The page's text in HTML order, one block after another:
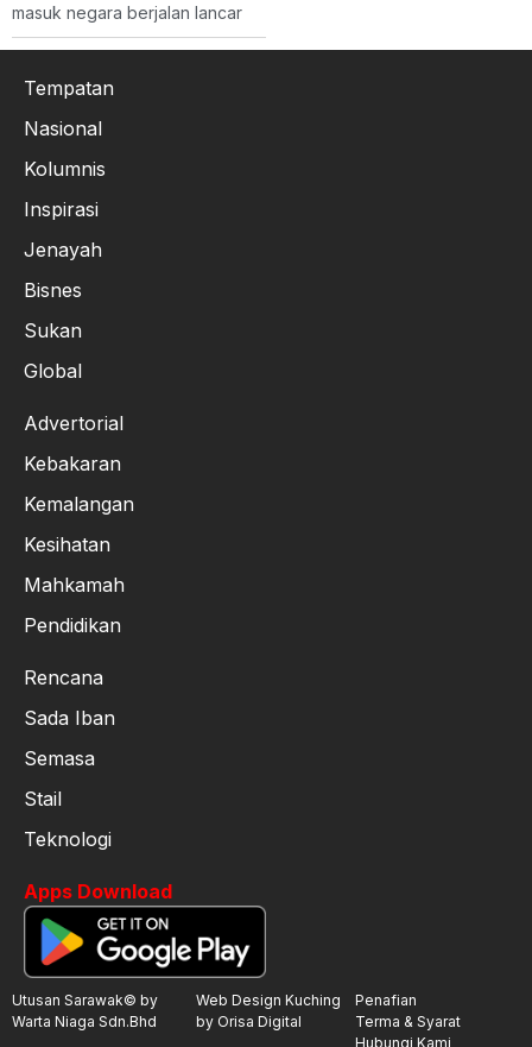
masuk negara berjalan lancar
Tempatan
Nasional
Kolumnis
Inspirasi
Jenayah
Bisnes
Sukan
Global
Advertorial
Kebakaran
Kemalangan
Kesihatan
Mahkamah
Pendidikan
Rencana
Sada Iban
Semasa
Stail
Teknologi
Apps Download
Utusan Sarawak© by
Warta Niaga Sdn.Bhd
Web Design Kuching
by Orisa Digital
Penafian
Terma & Syarat
Hubungi Kami